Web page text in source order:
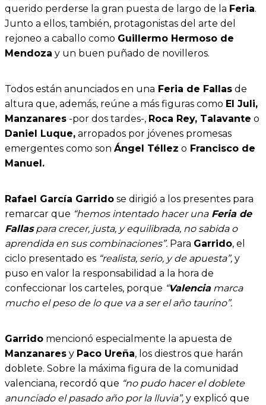
querido perderse la gran puesta de largo de la Feria.
Junto a ellos, también, protagonistas del arte del
rejoneo a caballo como Guillermo Hermoso de
Mendoza y un buen puñado de novilleros.
Todos están anunciados en una Feria de Fallas de
altura que, además, reúne a más figuras como El Juli,
Manzanares -por dos tardes-, Roca Rey, Talavante o
Daniel Luque, arropados por jóvenes promesas
emergentes como son Ángel Téllez o Francisco de
Manuel.
Rafael García Garrido se dirigió a los presentes para
remarcar que “hemos intentado hacer unaFeria de
Fallaspara crecer, justa, y equilibrada, no sabida o
aprendida en sus combinaciones”. Para Garrido, el
ciclo presentado es “realista, serio, y de apuesta”, y
puso en valor la responsabilidad a la hora de
confeccionar los carteles, porque “Valenciamarca
mucho el peso de lo que va a ser el año taurino”.
Garrido mencionó especialmente la apuesta de
Manzanares y Paco Ureña, los diestros que harán
doblete. Sobre la máxima figura de la comunidad
valenciana, recordó que “no pudo hacer el doblete
anunciado el pasado año por la lluvia”, y explicó que